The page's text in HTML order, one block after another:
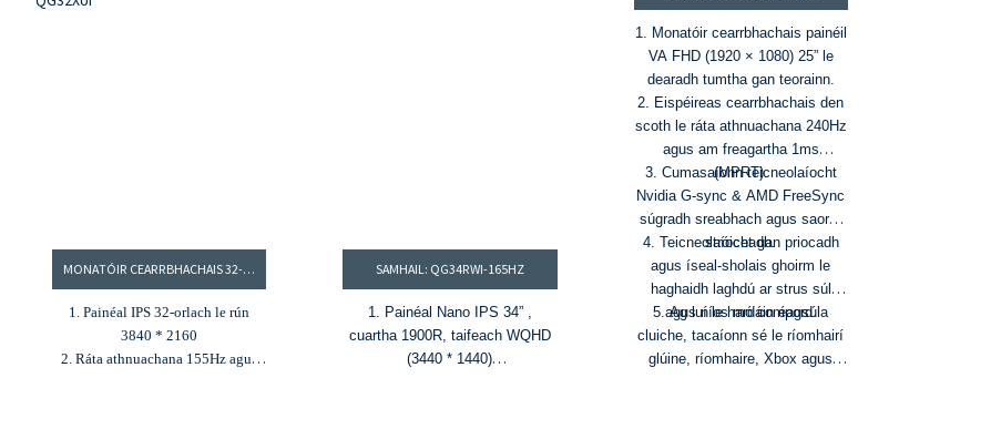
MONATÓIR CEARRBHACHAIS 32-ORLACH UHD, MONATÓIR 4K, MONATÓIR ULTRAWIDE, MONATÓIR ESPORTS 4K: QG32XUI
1. Painéal IPS 32-orlach le rún
3840 * 2160
2. Ráta athnuachana 155Hz agus
SAMHAIL: QG34RWI-165HZ
1. Painéal Nano IPS 34” ,
cuartha 1900R, taifeach WQHD
(3440 * 1440)
1. Monatóir cearrbhachais painéil
VA FHD (1920 × 1080) 25” le
dearadh tumtha gan teorainn.
2. Eispéireas cearrbhachais den
scoth le ráta athnuachana 240Hz
agus am freagartha 1ms
(MPRT).
3. Cumasaíonn teicneolaíocht
Nvidia G-sync & AMD FreeSync
súgradh sreabhach agus saor ó
stróiceadh.
4. Teicneolaíocht gan priocadh
agus íseal-sholais ghoirm le
haghaidh laghdú ar strus súl
agus níos mó compord.
5. Ag luí le hardáin éagsúla
cluiche, tacaíonn sé le ríomhairí
glúine, ríomhaire, Xbox agus